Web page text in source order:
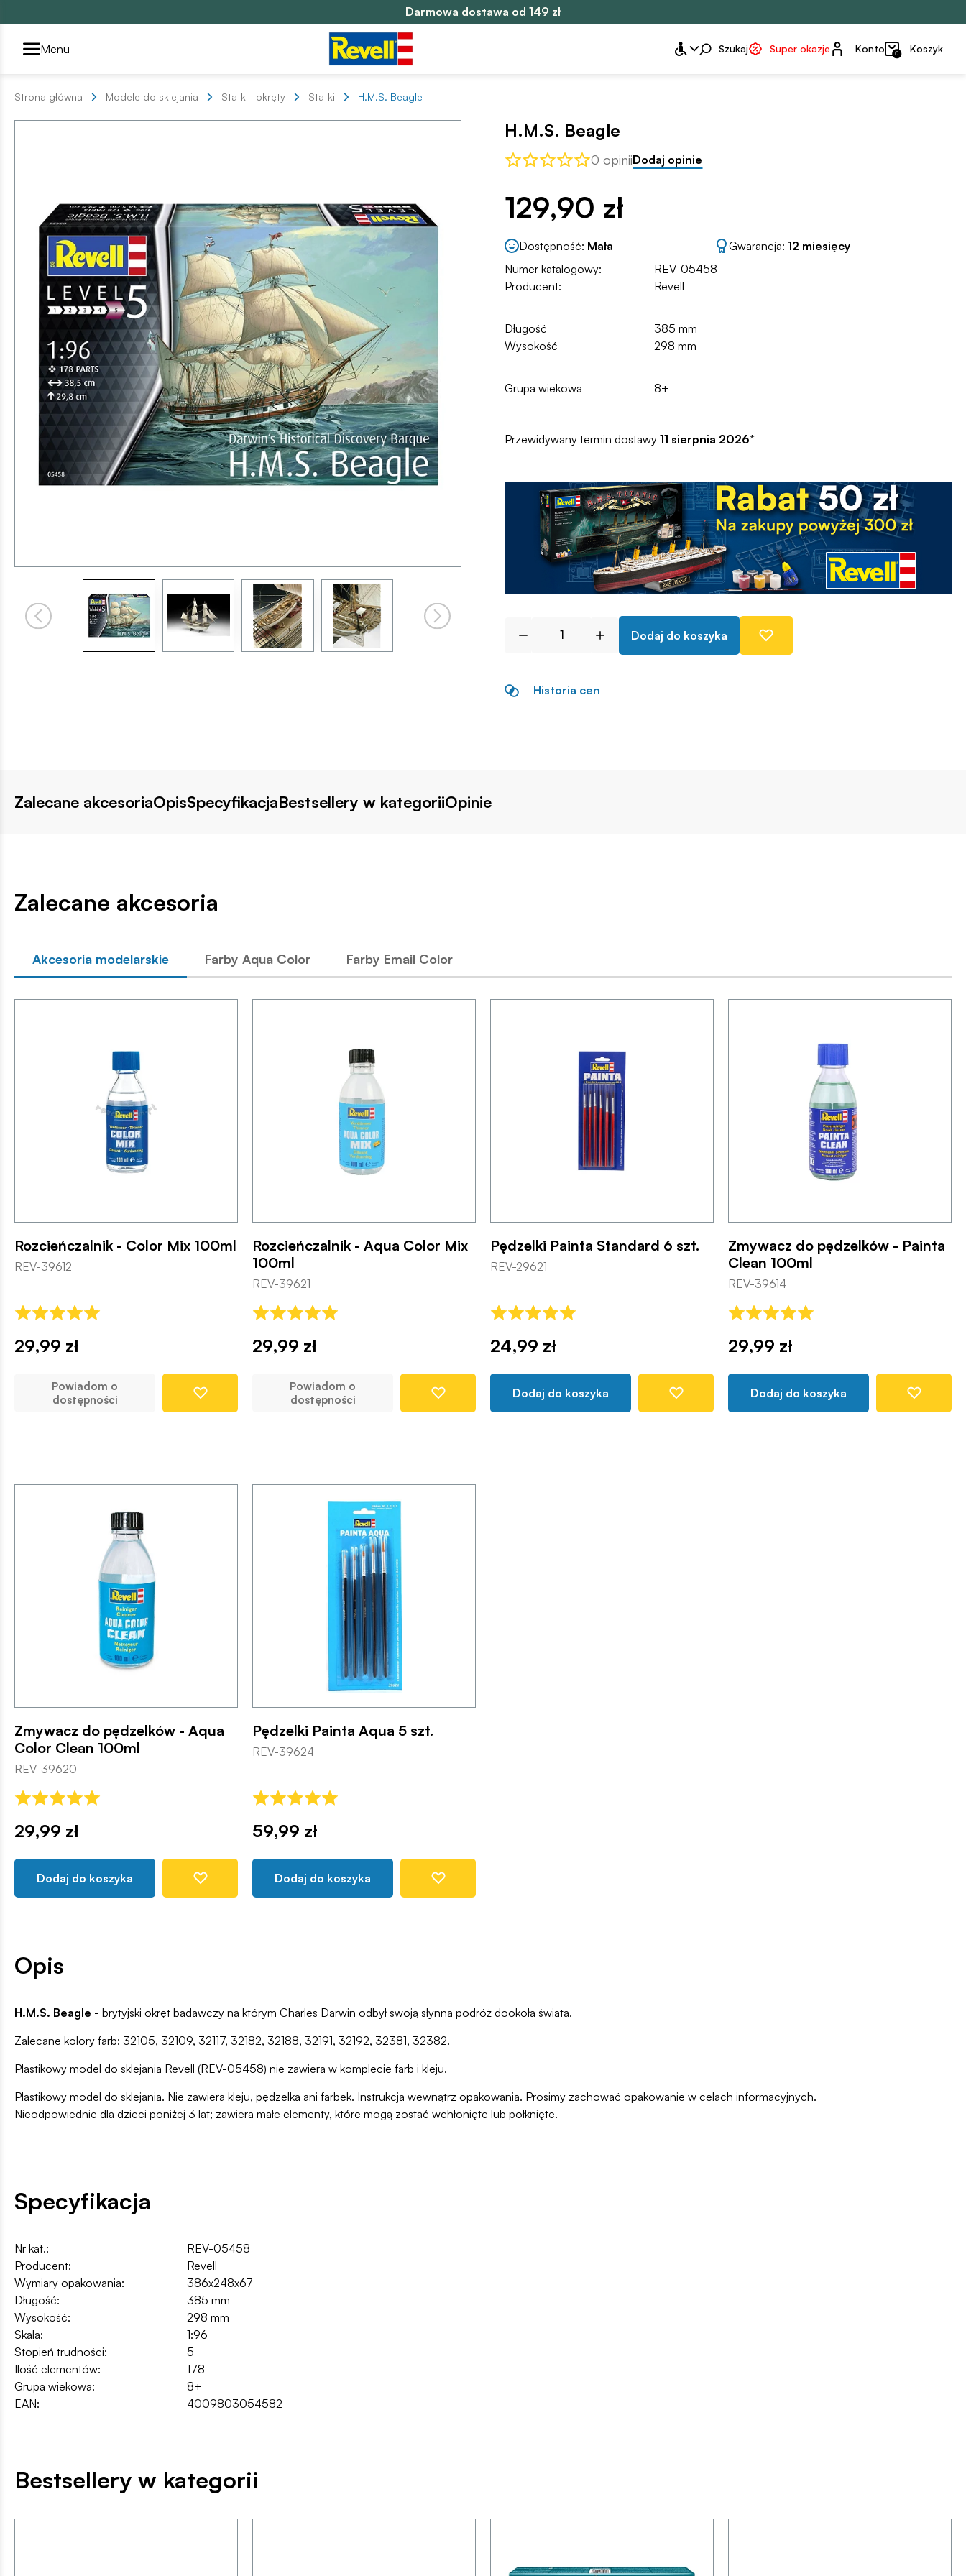
Darmowa dostawa od 149 zł
Przełącznik segmentów2
Menu Szukaj Super okazje Konto
Konto 0 Koszyk
Strona główna Modele do sklejania Statki i okręty Statki H.M.S. Beagle
H.M.S. Beagle
0 opiniiDodaj opinie
129,90 zł
Dostępność: Mała Gwarancja: 12 miesięcy
Numer katalogowy:
REV-05458
Producent:
Revell
Długość
385 mm
Wysokość
298 mm
Grupa wiekowa 8+
Przewidywany termin dostawy 11 sierpnia 2026*
Dodaj do koszyka
Historia cen
Zalecane akcesoriaOpisSpecyfikacjaBestsellery w kategoriiOpinie
Zalecane akcesoria
Akcesoria modelarskie Farby Aqua Color Farby Email Color
Rozcieńczalnik - Color Mix 100ml
REV-39612
29,99 zł
Powiadom o
dostępności
Rozcieńczalnik - Aqua Color Mix
100ml
REV-39621
29,99 zł
Powiadom o
dostępności
Pędzelki Painta Standard 6 szt.
REV-29621
24,99 zł
Dodaj do koszyka
Zmywacz do pędzelków - Painta
Clean 100ml
REV-39614
29,99 zł
Dodaj do koszyka
Zmywacz do pędzelków - Aqua
Color Clean 100ml
REV-39620
29,99 zł
Dodaj do koszyka
Pędzelki Painta Aqua 5 szt.
REV-39624
59,99 zł
Dodaj do koszyka
Opis
H.M.S. Beagle - brytyjski okręt badawczy na którym Charles Darwin odbył swoją słynna podróż dookoła świata.
Zalecane kolory farb: 32105, 32109, 32117, 32182, 32188, 32191, 32192, 32381, 32382.
Plastikowy model do sklejania Revell (REV-05458) nie zawiera w komplecie farb i kleju.
Plastikowy model do sklejania. Nie zawiera kleju, pędzelka ani farbek. Instrukcja wewnątrz opakowania. Prosimy zachować opakowanie w celach informacyjnych.
Nieodpowiednie dla dzieci poniżej 3 lat; zawiera małe elementy, które mogą zostać wchłonięte lub połknięte.
Specyfikacja
Nr kat.:
REV-05458
Producent:
Revell
Wymiary opakowania:
386x248x67
Długość:
385 mm
Wysokość:
298 mm
Skala:
1:96
Stopień trudności:
5
Ilość elementów:
178
Grupa wiekowa:
8+
EAN:
4009803054582
Bestsellery w kategorii